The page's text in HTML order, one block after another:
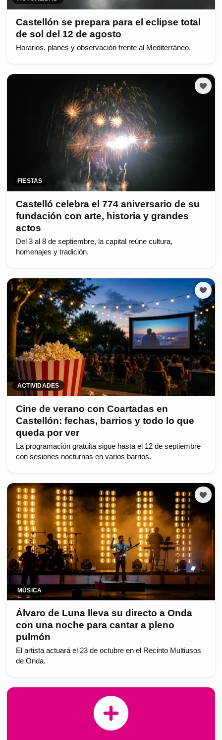
Castellón se prepara para el eclipse total
de sol del 12 de agosto
Horarios, planes y observación frente al Mediterráneo.
FIESTAS
Castelló celebra el 774 aniversario de su
fundación con arte, historia y grandes
actos
Del 3 al 8 de septiembre, la capital reúne cultura,
homenajes y tradición.
ACTIVIDADES
Cine de verano con Coartadas en
Castellón: fechas, barrios y todo lo que
queda por ver
La programación gratuita sigue hasta el 12 de septiembre
con sesiones nocturnas en varios barrios.
MÚSICA
Álvaro de Luna lleva su directo a Onda
con una noche para cantar a pleno
pulmón
El artista actuará el 23 de octubre en el Recinto Multiusos
de Onda.